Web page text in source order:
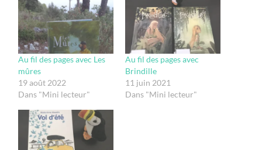
Au fil des pages avec Les
mûres
19 août 2022
Dans "Mini lecteur"
Au fil des pages avec
Brindille
11 juin 2021
Dans "Mini lecteur"